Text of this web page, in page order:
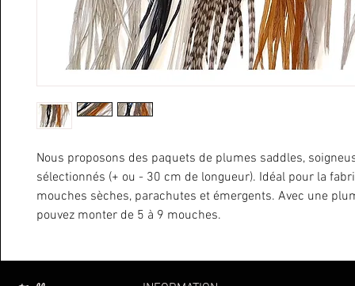
Nous proposons des paquets de plumes saddles,
sélectionnés (+ ou - 30 cm de longueur). Idéal pour la
mouches sèches, parachutes et émergents. Avec une
pouvez monter de 5 à 9 mouches.